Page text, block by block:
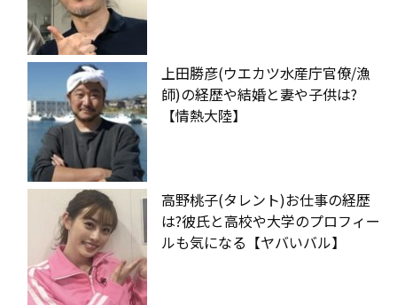
上田勝彦(ウエカツ水産庁官僚/漁
師)の経歴や結婚と妻や子供は?
【情熱大陸】
高野桃子(タレント)お仕事の経歴
は?彼氏と高校や大学のプロフィー
ルも気になる【ヤバいバル】